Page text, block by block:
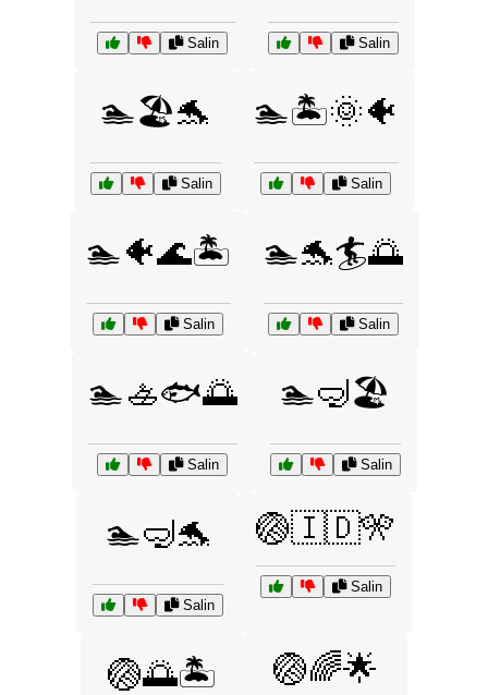
Salin Salin
🏊🏖️🐬
Salin
🏊🏝️🌞🐠
Salin
🏊🐠🌊🏝️
Salin
🏊🐬🏄🌅
Salin
🏊🚣🐟🌅
Salin
🏊🤿🏖️
Salin
🏊🤿🐬
Salin
🏐🇮🇩🎌
Salin
🏐🌅🏝️ 🏐🌈🌟